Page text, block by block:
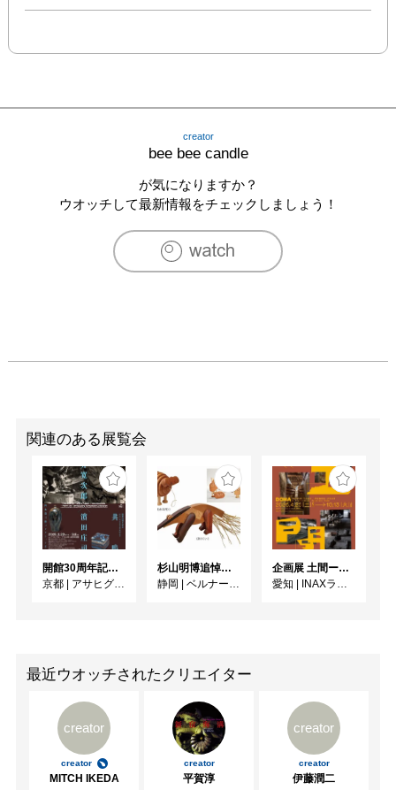
creator
bee bee candle
が気になりますか？
ウオッチして最新情報をチェックしましょう！
関連のある展覧会
開館30周年記念 山本爲三郎・河井寬次郎没後60年記念 「共鳴 河井寬次郎 × 濱田庄司 ー山本爲三郎コレクションより」
京都 | アサヒグループ大山崎山荘美術館
杉山明博追悼展 木とわたし―木工の妙技と美術教育
静岡 | ベルナール・ビュフェ美術館
企画展 土間ーつくって、つかって、再発見ー
愛知 | INAXライブミュージアム
最近ウオッチされたクリエイター
creator
creator
MITCH IKEDA
creator
平賀淳
creator
creator
伊藤潤二